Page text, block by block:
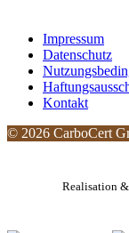
Impressum
Datenschutz
Kontakt
© 2026 CarboCert
Realisation